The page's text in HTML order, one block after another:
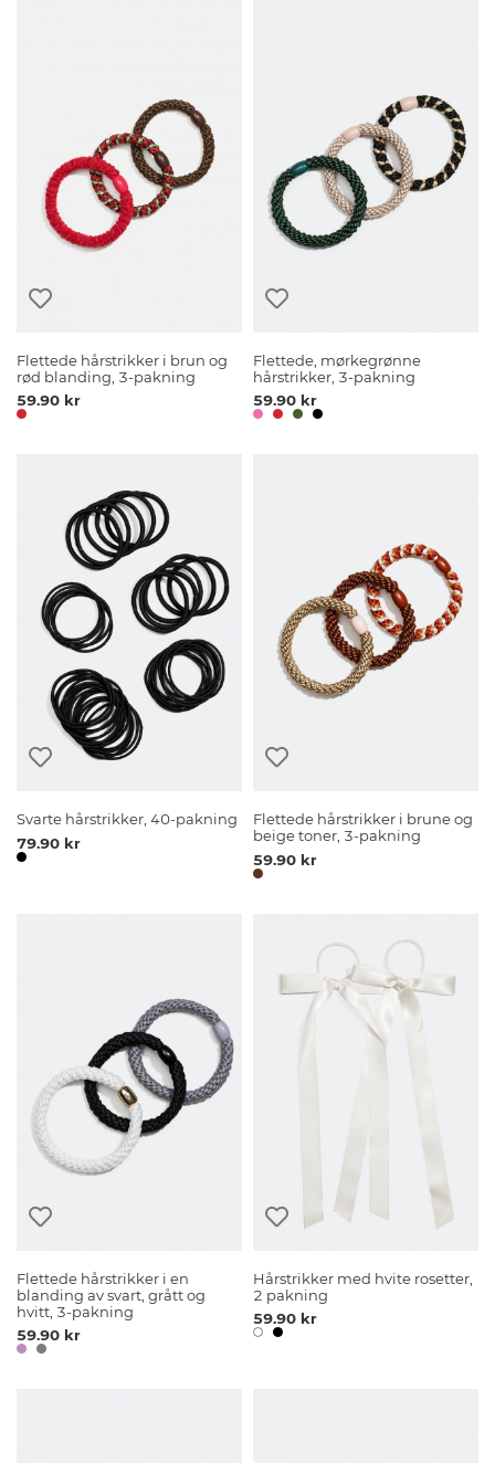
Flettede hårstrikker i brun og
rød blanding, 3-pakning
59.90 kr
Flettede, mørkegrønne
hårstrikker, 3-pakning
59.90 kr
Svarte hårstrikker, 40-pakning
79.90 kr
Flettede hårstrikker i brune og
beige toner, 3-pakning
59.90 kr
Flettede hårstrikker i en
blanding av svart, grått og
hvitt, 3-pakning
59.90 kr
Hårstrikker med hvite rosetter,
2 pakning
59.90 kr